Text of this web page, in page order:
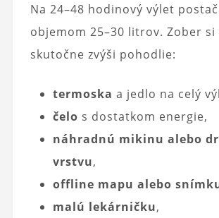
Na 24–48 hodinový výlet
objemom 25–30 litrov. Zober
skutočne zvýši pohodlie:
termoska a jedlo na celý
čelo s dostatkom energie,
náhradnú mikinu alebo
vrstvu,
offline mapu alebo
malú lekárničku,